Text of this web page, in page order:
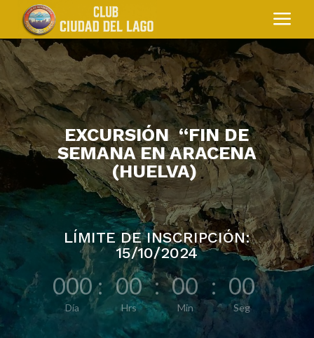
a
EXCURSIÓN “FIN DE
SEMANA EN ARACENA
(HUELVA)
LÍMITE DE INSCRIPCIÓN:
15/10/2024
000
Día
: 00
Hrs
: 00
Min
: 00
Seg